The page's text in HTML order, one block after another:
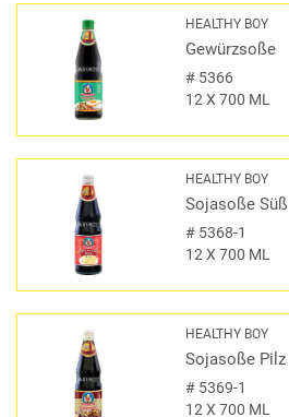
HEALTHY BOY
Gewürzsoße
#5366
12 X 700 ML
HEALTHY BOY
Sojasoße Süß
#5368-1
12 X 700 ML
HEALTHY BOY
Sojasoße Pilz
#5369-1
12 X 700 ML